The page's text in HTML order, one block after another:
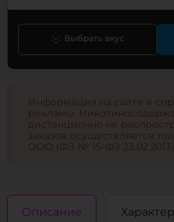
Выбрать вкус
Информация на сайте в
рекламы.
дистанционно не
заказов осуществляется
ООО (ФЗ № 15-ФЗ 23.02.2013)
Описание